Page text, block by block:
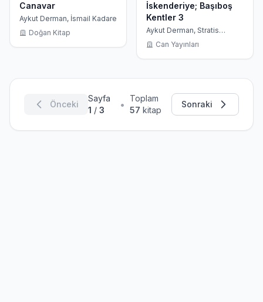
Canavar
Aykut Derman, İsmail Kadare
Doğan Kitap
İskenderiye; Başıboş
Kentler 3
Aykut Derman, Stratis
Tsirkas
Can Yayınları
Önceki
Sayfa
1 / 3 •
Toplam
57 kitap
Sonraki